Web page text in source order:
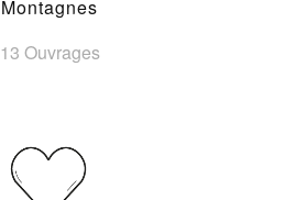
Montagnes
13 Ouvrages